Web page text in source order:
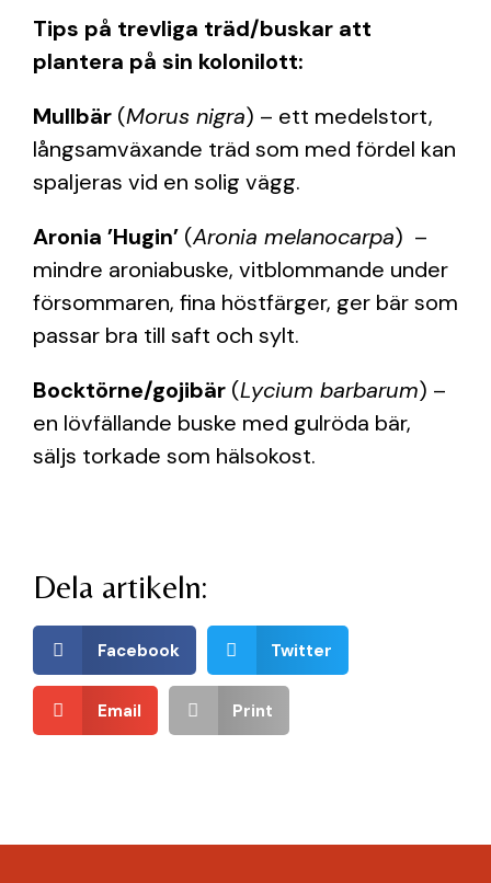
Tips på trevliga träd/buskar att
plantera på sin kolonilott:
Mullbär (Morus nigra) – ett medelstort,
långsamväxande träd som med fördel kan
spaljeras vid en solig vägg.
Aronia ’Hugin’ (Aronia melanocarpa) –
mindre aroniabuske, vitblommande under
försommaren, fina höstfärger, ger bär som
passar bra till saft och sylt.
Bocktörne/gojibär (Lycium barbarum) –
en lövfällande buske med gulröda bär,
säljs torkade som hälsokost.
Dela artikeln:
Facebook Twitter
Email Print